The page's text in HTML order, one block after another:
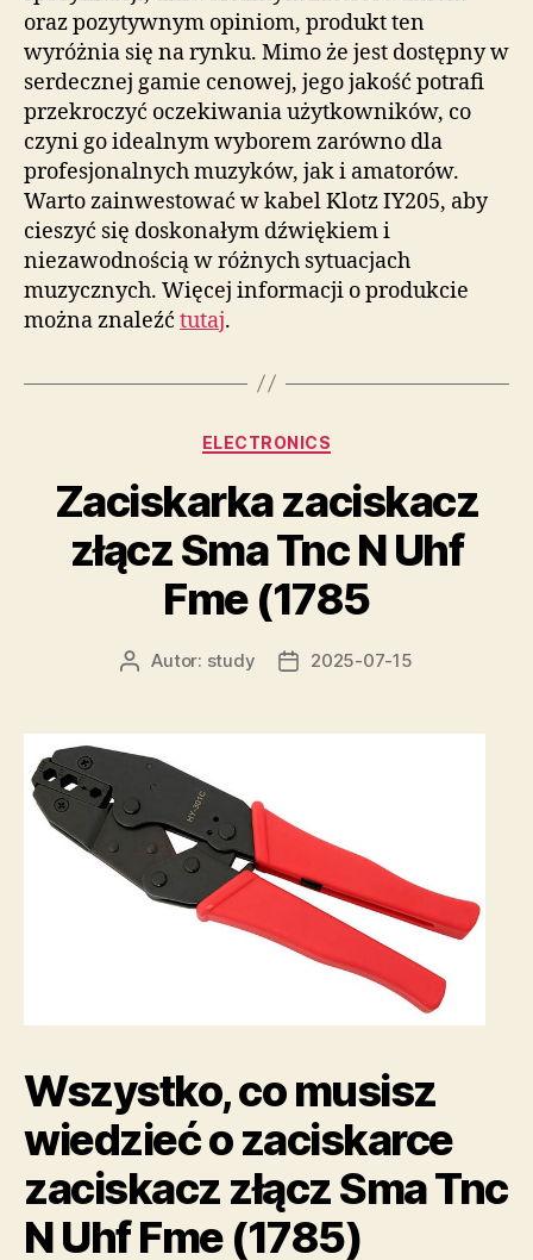
oraz pozytywnym opiniom, produkt ten
wyróżnia się na rynku. Mimo że jest dostępny w
serdecznej gamie cenowej, jego jakość potrafi
przekroczyć oczekiwania użytkowników, co
czyni go idealnym wyborem zarówno dla
profesjonalnych muzyków, jak i amatorów.
Warto zainwestować w kabel Klotz IY205, aby
cieszyć się doskonałym dźwiękiem i
niezawodnością w różnych sytuacjach
muzycznych. Więcej informacji o produkcie
można znaleźć tutaj.
Kategorie
ELECTRONICS
Zaciskarka zaciskacz
złącz Sma Tnc N Uhf
Fme (1785
AutorAutor: study
Data2025-07-15
Wszystko, co musisz
wiedzieć o zaciskarce
zaciskacz złącz Sma Tnc
N Uhf Fme (1785)